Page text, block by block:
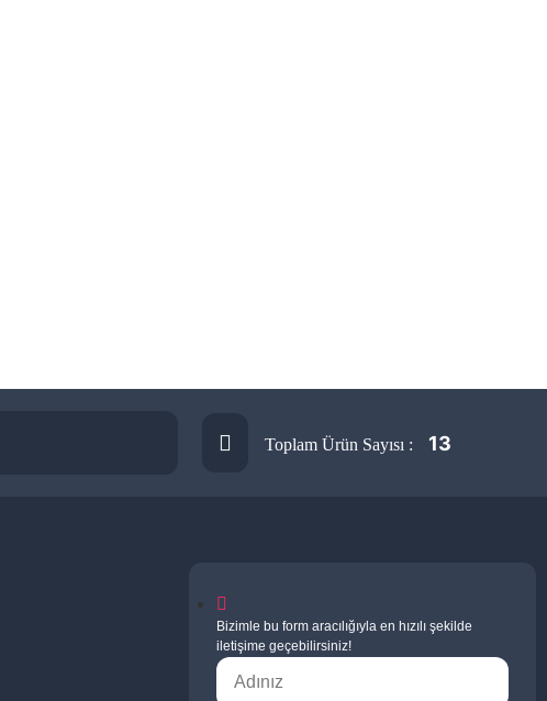
Toplam Ürün Sayısı : 13
Bizimle bu form aracılığıyla en hızılı şekilde
iletişime geçebilirsiniz!